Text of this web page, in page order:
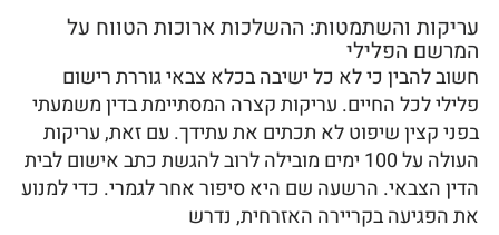
עריקות והשתמטות: ההשלכות ארוכות הטווח על
המרשם הפלילי
חשוב להבין כי לא כל ישיבה בכלא צבאי גוררת רישום
פלילי לכל החיים. עריקות קצרה המסתיימת בדין משמעתי
בפני קצין שיפוט לא תכתים את עתידך. עם זאת, עריקות
העולה על 100 ימים מובילה לרוב להגשת כתב אישום לבית
הדין הצבאי. הרשעה שם היא סיפור אחר לגמרי. כדי למנוע
את הפגיעה בקריירה האזרחית, נדרש